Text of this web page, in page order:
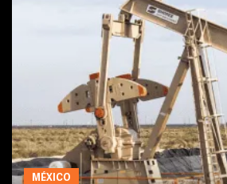
MÉXICO